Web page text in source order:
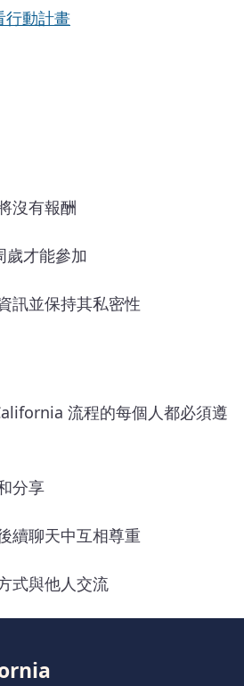
行動計畫
沒有報酬
歲才能參加
訊並保持其私密性
流程的每個人都必須遵
分享
續聊天中互相尊重
式與他人交流